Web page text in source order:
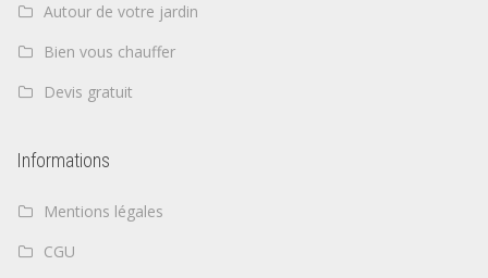
Autour de votre jardin
Bien vous chauffer
Devis gratuit
Informations
Mentions légales
CGU